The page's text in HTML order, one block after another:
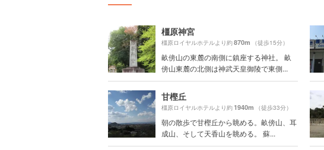
橿原神宮
橿原ロイヤルホテルより約870m （徒歩15分）
畝傍山の東麓の南側に鎮座する神社。 畝
傍山東麓の北側は神武天皇御陵で東側...
甘樫丘
橿原ロイヤルホテルより約1940m （徒歩33分）
朝の散歩で甘樫丘から眺める。畝傍山、耳
成山、そして天香山を眺める。 蘇...